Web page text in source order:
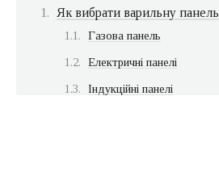
Як вибрати варильну панель
Газова панель
Електричні панелі
Індукційні панелі